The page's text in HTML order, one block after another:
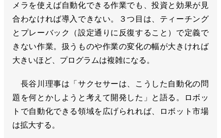
メラを使えば自動化できる作業でも、投資と効果が見
合わなければ導入できない。３つ目は、ティーチング
とプレーバック（設定通りに反復すること）で定義で
きない作業。扱うものや作業の変化の幅が大きければ
大きいほど、プログラムは複雑になる。
長谷川理事は「サクセサーは、こうした自動化の問
題を何とかしようと考えて開発した」と語る。ロボッ
トで自動化できる領域を広げられれば、ロボット市場
は拡大する。